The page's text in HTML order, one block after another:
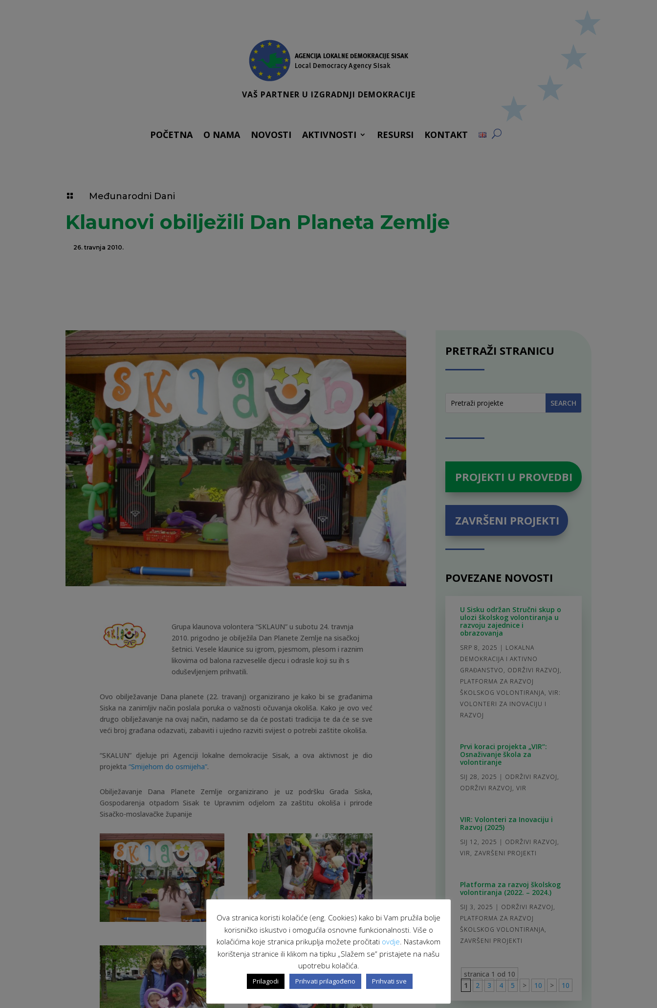
VAŠ PARTNER U IZGRADNJI DEMOKRACIJE
POČETNA O NAMA NOVOSTI AKTIVNOSTI RESURSI KONTAKT
 Međunarodni Dani
Klaunovi obilježili Dan Planeta Zemlje
26. travnja 2010.
Grupa klaunova volontera “SKLAUN” u subotu 24. travnja
2010. prigodno je obilježila Dan Planete Zemlje na sisačkoj
šetnici. Vesele klaunice su igrom, pjesmom, plesom i raznim
likovima od balona razveselile djecu i odrasle koji su ih s
oduševljenjem prihvatili.
Ovo obilježavanje Dana planete (22. travanj) organizirano je kako bi se građanima
Siska na zanimljiv način poslala poruka o važnosti očuvanja okoliša. Kako je ovo već
drugo obilježavanje na ovaj način, nadamo se da će postati tradicija te da će se sve
veći broj građana odazvati, zabaviti i ujedno razviti svijest o potrebi zaštite okoliša.
“SKALUN” djeluje pri Agenciji lokalne demokracije Sisak, a ova aktivnost je dio
projekta “Smijehom do osmijeha”.
Obilježavanje Dana Planete Zemlje organizirano je uz podršku Grada Siska,
Gospodarenja otpadom Sisak te Upravnim odjelom za zaštitu okoliša i prirode
Sisačko-moslavačke županije
PRETRAŽI STRANICU
PROJEKTI U PROVEDBI
ZAVRŠENI PROJEKTI
POVEZANE NOVOSTI
U Sisku održan Stručni skup o
ulozi školskog volontiranja u
razvoju zajednice i
obrazovanja
SRP 8, 2025 | LOKALNA
DEMOKRACIJA I AKTIVNO
GRAĐANSTVO, ODRŽIVI RAZVOJ,
PLATFORMA ZA RAZVOJ
ŠKOLSKOG VOLONTIRANJA, VIR:
VOLONTERI ZA INOVACIJU I
RAZVOJ
Prvi koraci projekta „VIR“:
Osnaživanje škola za
volontiranje
SIJ 28, 2025 | ODRŽIVI RAZVOJ,
ODRŽIVI RAZVOJ, VIR
VIR: Volonteri za Inovaciju i
Razvoj (2025)
SIJ 12, 2025 | ODRŽIVI RAZVOJ,
VIR, ZAVRŠENI PROJEKTI
Platforma za razvoj školskog
volontiranja (2022. – 2024.)
SIJ 3, 2025 | ODRŽIVI RAZVOJ,
PLATFORMA ZA RAZVOJ
ŠKOLSKOG VOLONTIRANJA,
ZAVRŠENI PROJEKTI
stranica 1 od 10
1
2 3 4 5 > 10 > 10
Ova stranica koristi kolačiće (eng. Cookies) kako bi Vam pružila bolje
korisničko iskustvo i omogućila osnovne funkcionalnosti. Više o
kolačićima koje stranica prikuplja možete pročitati ovdje. Nastavkom
korištenja stranice ili klikom na tipku „Slažem se“ pristajete na našu
upotrebu kolačića.
Prilagodi Prihvati prilagođeno Prihvati sve